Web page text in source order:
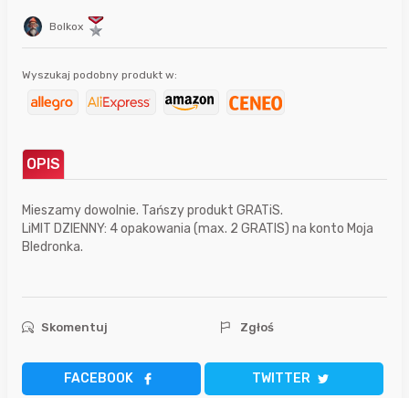
Bolkox
Wyszukaj podobny produkt w:
OPIS
Mieszamy dowolnie. Tańszy produkt GRATiS.
LiMIT DZIENNY: 4 opakowania (max. 2 GRATIS) na konto Moja
BIedronka.
Skomentuj Zgłoś
FACEBOOK TWITTER